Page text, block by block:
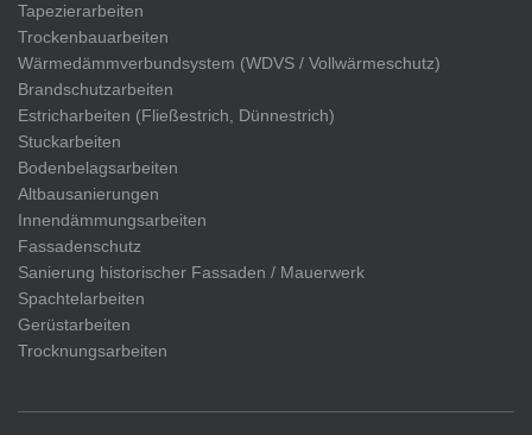
Tapezierarbeiten
Trockenbauarbeiten
Wärmedämmverbundsystem (WDVS / Vollwärmeschutz)
Brandschutzarbeiten
Estricharbeiten (Fließestrich, Dünnestrich)
Stuckarbeiten
Bodenbelagsarbeiten
Altbausanierungen
Innendämmungsarbeiten
Fassadenschutz
Sanierung historischer Fassaden / Mauerwerk
Spachtelarbeiten
Gerüstarbeiten
Trocknungsarbeiten